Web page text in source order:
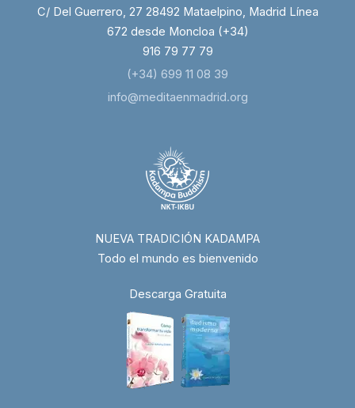
C/ Del Guerrero, 27 28492 Mataelpino, Madrid Línea
672 desde Moncloa (+34)
916 79 77 79
(+34) 699 11 08 39
info@meditaenmadrid.org
NUEVA TRADICIÓN KADAMPA
Todo el mundo es bienvenido
Descarga Gratuita